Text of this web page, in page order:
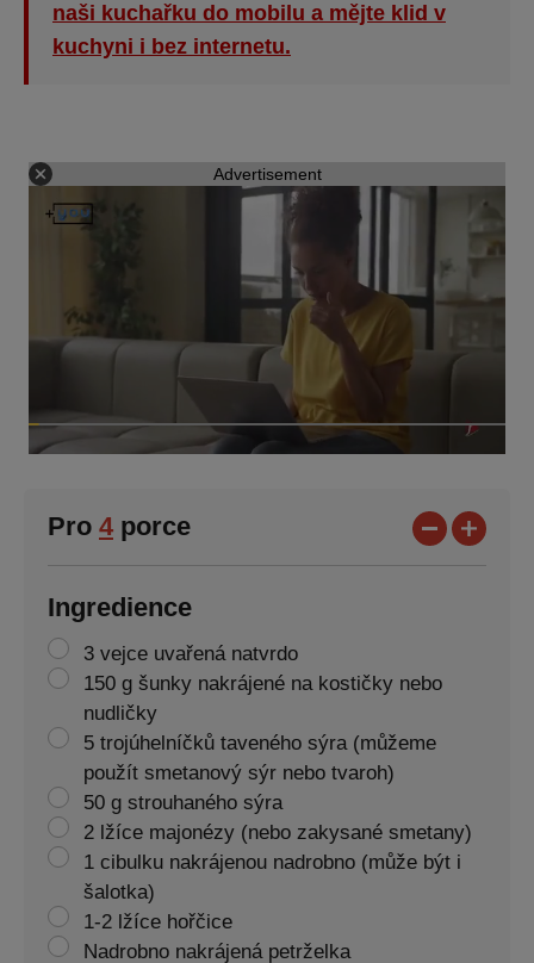
naši kuchařku do mobilu a mějte klid v
kuchyni i bez internetu.
Advertisement
Pro 4 porce
Ingredience
3 vejce uvařená natvrdo
150 g šunky nakrájené na kostičky nebo
nudličky
5 trojúhelníčků taveného sýra (můžeme
použít smetanový sýr nebo tvaroh)
50 g strouhaného sýra
2 lžíce majonézy (nebo zakysané smetany)
1 cibulku nakrájenou nadrobno (může být i
šalotka)
1-2 lžíce hořčice
Nadrobno nakrájená petrželka